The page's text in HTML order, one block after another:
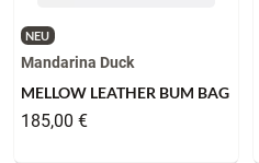
NEU
Mandarina Duck
MELLOW LEATHER BUM BAG
185,00 €